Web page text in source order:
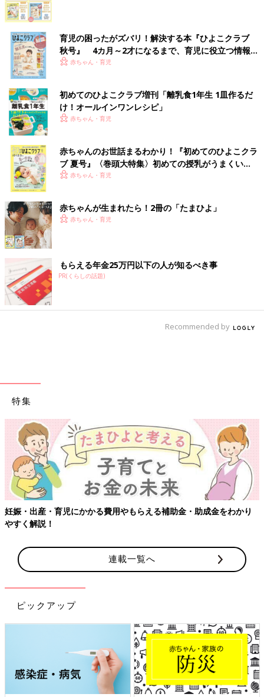
育児の困ったがズバリ！解決する本『ひよこクラブ
秋号』 4カ月～2才になるまで、育児に役立つ情報が
いっぱい！
赤ちゃん・育児
初めてのひよこクラブ増刊「離乳食1年生 1皿作るだ
け！オールインワン​レシピ」
赤ちゃん・育児
赤ちゃんのお世話まるわかり！『初めてのひよこクラ
ブ 夏号』〈巻頭大特集〉初めての授乳がうまくい
く！ おっぱい・ミルクの基本と夏のトラブル 解決テ
赤ちゃん・育児
赤ちゃんが生まれたら！2冊の「たまひよ」
赤ちゃん・育児
もらえる年金25万円以下の人が知るべき事
PR(くらしの話題)
Recommended by
特集
妊娠・出産・育児にかかる費用やもらえる補助金・助成金をわかり
やすく解説！
連載一覧へ
ピックアップ